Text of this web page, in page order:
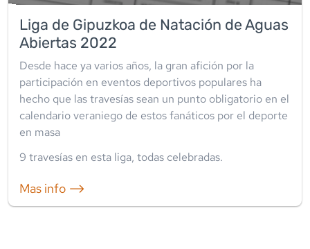
Liga de Gipuzkoa de Natación de Aguas
Abiertas 2022
Desde hace ya varios años, la gran afición por la
participación en eventos deportivos populares ha
hecho que las travesías sean un punto obligatorio en el
calendario veraniego de estos fanáticos por el deporte
en masa
9 travesías en esta liga, todas celebradas.
Mas info ⟶